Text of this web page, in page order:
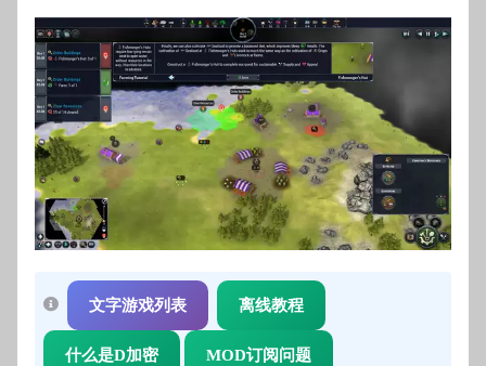
文字游戏列表 离线教程
什么是D加密 MOD订阅问题